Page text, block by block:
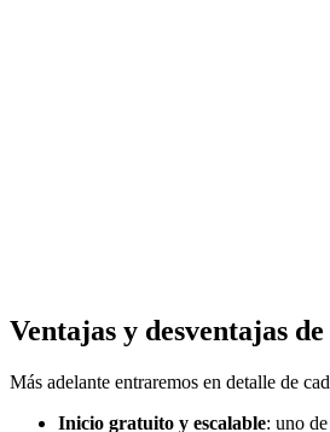
Ventajas y desventajas
Más adelante entraremos en detalle de
Inicio gratuito y escalable: uno